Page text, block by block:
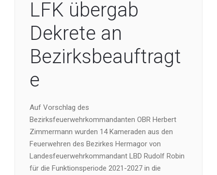
LFK übergab
Dekrete an
Bezirksbeauftragt
e
Auf Vorschlag des
Bezirksfeuerwehrkommandanten OBR Herbert
Zimmermann wurden 14 Kameraden aus den
Feuerwehren des Bezirkes Hermagor von
Landesfeuerwehrkommandant LBD Rudolf Robin
für die Funktionsperiode 2021-2027 in die